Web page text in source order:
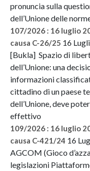
pronuncia sulla
dell’Unione delle
107/2026 : 16 luglio
causa C-26/25 16
[Bukla] Spazio di
dell’Unione: una
informazioni
cittadino di un paese
dell’Unione, deve
effettivo
109/2026 : 16 luglio
causa C-421/24 16
AGCOM (Gioco
legislazioni